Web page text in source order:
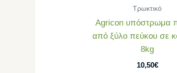
Τρωκτικό
Agricon υπόστρωμα
από ξύλο πεύκου σε
8kg
10,50€